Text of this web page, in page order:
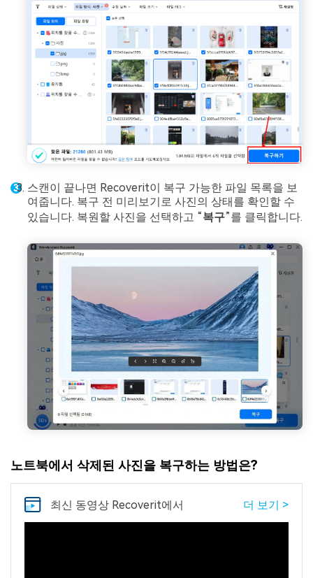
스캔이 끝나면 Recoverit이 복구 가능한 파일 목록을 보
여줍니다. 복구 전 미리보기로 사진의 상태를 확인할 수
있습니다. 복원할 사진을 선택하고 “복구”를 클릭합니다.
노트북에서 삭제된 사진을 복구하는 방법은?
최신 동영상 Recoverit에서 더 보기 >